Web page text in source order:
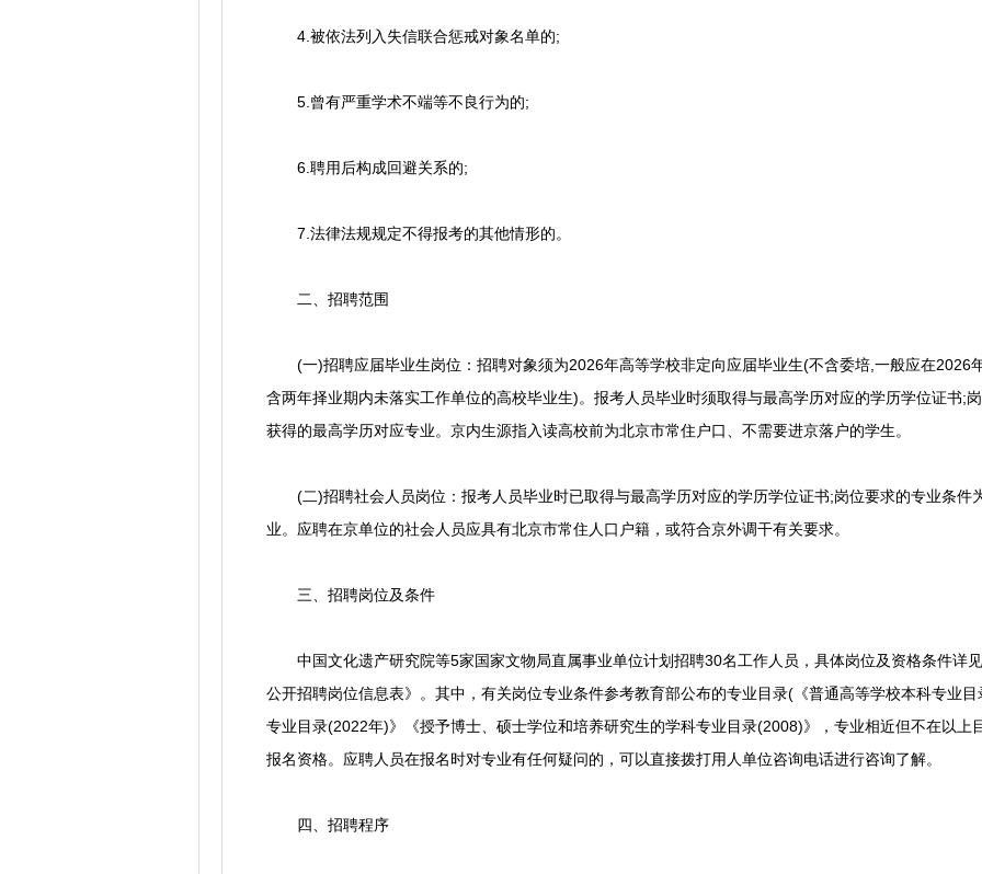
4.被依法列入失信联合惩戒对象名单的;
5.曾有严重学术不端等不良行为的;
6.聘用后构成回避关系的;
7.法律法规规定不得报考的其他情形的。
二、招聘范围
(一)招聘应届毕业生岗位：招聘对象须为2026年高等学校非定向应届毕业生(不含委培,一般应在2026
含两年择业期内未落实工作单位的高校毕业生)。报考人员毕业时须取得与最高学历对应的学历学位证书;
获得的最高学历对应专业。京内生源指入读高校前为北京市常住户口、不需要进京落户的学生。
(二)招聘社会人员岗位：报考人员毕业时已取得与最高学历对应的学历学位证书;岗位要求的专业条件
业。应聘在京单位的社会人员应具有北京市常住人口户籍，或符合京外调干有关要求。
三、招聘岗位及条件
中国文化遗产研究院等5家国家文物局直属事业单位计划招聘30名工作人员，具体岗位及资格条件详
公开招聘岗位信息表》。其中，有关岗位专业条件参考教育部公布的专业目录(《普通高等学校本科专业
专业目录(2022年)》《授予博士、硕士学位和培养研究生的学科专业目录(2008)》，专业相近但不在以上
报名资格。应聘人员在报名时对专业有任何疑问的，可以直接拨打用人单位咨询电话进行咨询了解。
四、招聘程序